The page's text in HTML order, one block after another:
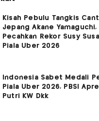
Kisah Pebulu Tangkis
Jepang Akane Yamaguchi,
Pecahkan Rekor Susy
Piala Uber 2026
Indonesia Sabet Medali
Piala Uber 2026, PBSI
Putri KW Dkk